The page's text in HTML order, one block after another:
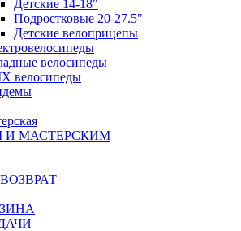
Детские 14-18"
Подростковые 20-27.5"
Детские велоприцепы
велосипеды
велосипеды
И МАСТЕРСКИМ